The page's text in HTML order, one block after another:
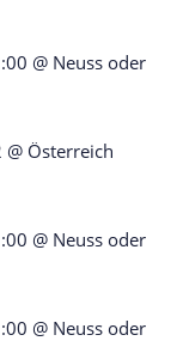
@ Neuss oder
@ Neuss oder
@ Neuss oder